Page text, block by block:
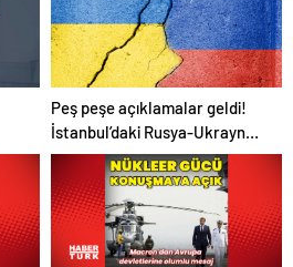
Peş peşe açıklamalar geldi!
İstanbul’daki Rusya-Ukrayna
görüşmelerine kimler
katılacak?